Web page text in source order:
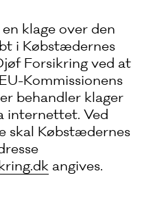
klage over den
i Købstædernes
Forsikring ved at
Kommissionens
behandler klager
internettet. Ved
skal Købstædernes
angives.